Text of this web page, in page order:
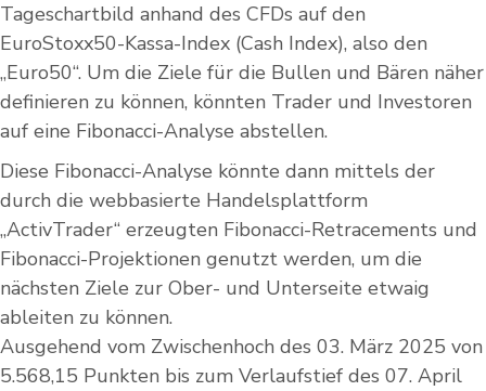
Tageschartbild anhand des CFDs auf den
EuroStoxx50-Kassa-Index (Cash Index), also den
„Euro50“. Um die Ziele für die Bullen und Bären näher
definieren zu können, könnten Trader und Investoren
auf eine Fibonacci-Analyse abstellen.
Diese Fibonacci-Analyse könnte dann mittels der
durch die webbasierte Handelsplattform
„ActivTrader“ erzeugten Fibonacci-Retracements und
Fibonacci-Projektionen genutzt werden, um die
nächsten Ziele zur Ober- und Unterseite etwaig
ableiten zu können.
Ausgehend vom Zwischenhoch des 03. März 2025 von
5.568,15 Punkten bis zum Verlaufstief des 07. April